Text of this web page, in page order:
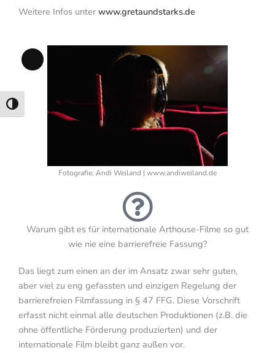
Umschalten auf hohe Kontraste
Weitere Infos unter www.gretaundstarks.de
Lange
Fotografie: Andi Weiland | www.andiweiland.de
Warum gibt es für internationale Arthouse-Filme so gut
wie nie eine barrierefreie Fassung?
Das liegt zum einen an der im Ansatz zwar sehr guten,
aber viel zu eng gefassten und einzigen Regelung der
barrierefreien Filmfassung in § 47 FFG. Diese Vorschrift
erfasst nicht einmal alle deutschen Produktionen (z.B. die
ohne öffentliche Förderung produzierten) und der
internationale Film bleibt ganz außen vor.